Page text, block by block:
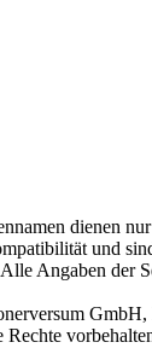
dienen
und
Angaben der
GmbH,